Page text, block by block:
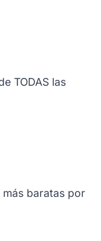
TODAS las
más baratas por